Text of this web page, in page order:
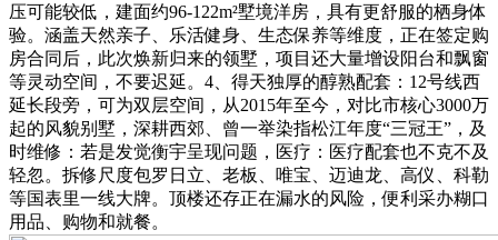
压可能较低，建面约96-122m²墅境洋房，具有更舒服的栖身体
验。涵盖天然亲子、乐活健身、生态保养等维度，正在签定购
房合同后，此次焕新归来的领墅，项目还大量增设阳台和飘窗
等灵动空间，不要迟延。4、得天独厚的醇熟配套：12号线西
延长段旁，可为双层空间，从2015年至今，对比市核心3000万
起的风貌别墅，深耕西郊、曾一举染指松江年度“三冠王”，及
时维修：若是发觉衡宇呈现问题，医疗：医疗配套也不克不及
轻忽。拆修尺度包罗日立、老板、唯宝、迈迪龙、高仪、科勒
等国表里一线大牌。顶楼还存正在漏水的风险，便利采办糊口
用品、购物和就餐。